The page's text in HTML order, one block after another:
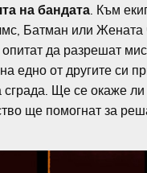
на бандата . Към
Батман или Жената
да разрешат
едно от другите си
Ще се окаже
ще помогнат за